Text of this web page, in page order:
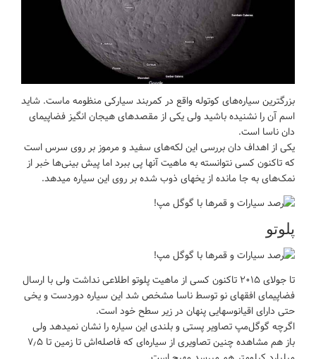
بزرگترین سیاره‌های کوتوله واقع در کمربند سیارکی منظومه ماست. شاید
اسم آن را نشنیده باشید ولی یکی از مقصدهای هیجان انگیز فضاپیمای
دان ناسا است.
یکی از اهداف دان بررسی این لکه‌های سفید و مرموز بر روی سرس است
که تاکنون کسی نتوانسته به ماهیت آنها پی ببرد اما پیش ‌بینی‌ها خبر از
نمک‌های به جا مانده از یخهای ذوب شده بر روی این سیاره میدهد.
پلوتو
تا جولای ۲۰۱۵ تاکنون کسی از ماهیت پلوتو اطلاعی نداشت ولی با ارسال
فضاپیمای افقهای نو توسط ناسا مشخص شد این سیاره دوردست و یخی
حتی دارای اقیانوسهایی پنهان در زیر سطح خود است.
اگرچه گوگل‌مپ تصاویر پستی و بلندی این سیاره را نشان نمیدهد ولی
باز هم مشاهده چنین تصاویری از سیاره‌ای که فاصله‌اش تا زمین تا ۷٫۵